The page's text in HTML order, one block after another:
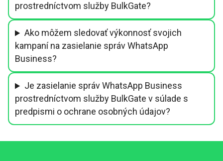
prostredníctvom služby BulkGate?
Ako môžem sledovať výkonnosť svojich
kampaní na zasielanie správ WhatsApp
Business?
Je zasielanie správ WhatsApp Business
prostredníctvom služby BulkGate v súlade s
predpismi o ochrane osobných údajov?